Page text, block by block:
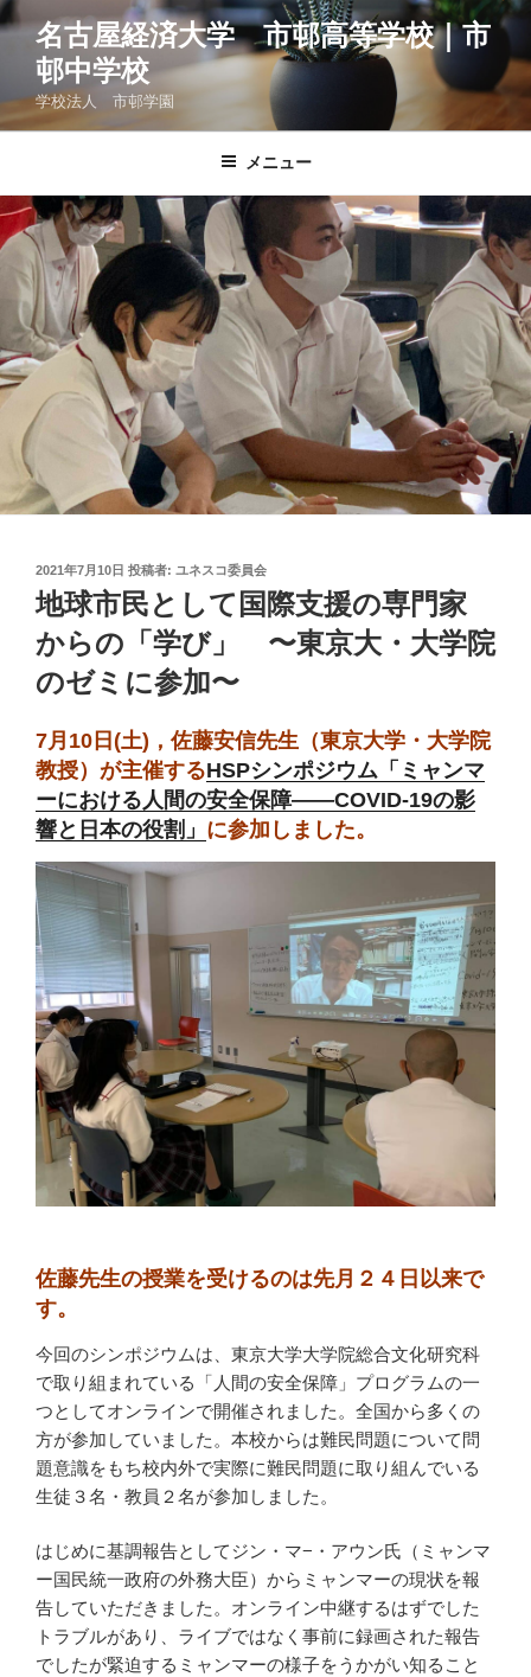
コ
ン
ツ
キ
ッ
名古屋経済大学 市邨高等学校｜市
邨中学校
学校法人 市邨学園
メニュー
投
稿
日:
2021年7月10日 投稿者: ユネスコ委員会
地球市民として国際支援の専門家
からの「学び」 〜東京大・大学院
のゼミに参加〜
7月10日(土)，佐藤安信先生（東京大学・大学院
教授）が主催するHSPシンポジウム「ミャンマ
ーにおける人間の安全保障——COVID-19の影
響と日本の役割」 に参加しました。
佐藤先生の授業を受けるのは先月２４日以来で
す。
今回のシンポジウムは、東京大学大学院総合文化研究科
で取り組まれている「人間の安全保障」プログラムの一
つとしてオンラインで開催されました。全国から多くの
方が参加していました。本校からは難民問題について問
題意識をもち校内外で実際に難民問題に取り組んでいる
生徒３名・教員２名が参加しました。
はじめに基調報告としてジン・マ−・アウン氏（ミャンマ
ー国民統一政府の外務大臣）からミャンマーの現状を報
告していただきました。オンライン中継するはずでした
トラブルがあり、ライブではなく事前に録画された報告
でしたが緊迫するミャンマーの様子をうかがい知ること